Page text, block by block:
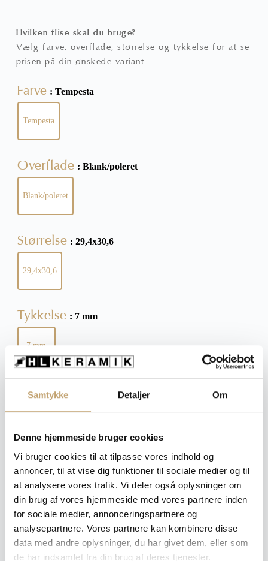
Samtykke Detaljer Om
Denne hjemmeside bruger cookies
Vi bruger cookies til at tilpasse vores indhold og
annoncer, til at vise dig funktioner til sociale medier og til
at analysere vores trafik. Vi deler også oplysninger om
din brug af vores hjemmeside med vores partnere inden
for sociale medier, annonceringspartnere og
analysepartnere. Vores partnere kan kombinere disse
data med andre oplysninger, du har givet dem, eller som
de har indsamlet fra din brug af deres tjenester.
Hvilken flise skal du bruge?
Vælg farve, overflade, størrelse og tykkelse for at se
prisen på din ønskede variant
Farve : Tempesta
Tempesta
Overflade : Blank/poleret
Blank/poleret
Størrelse : 29,4x30,6
29,4x30,6
Tykkelse : 7 mm
7 mm
Pris pr. m²: 1.650,00 DKK
Angiv m²
Medregn spild (10%)
Dette er ikke en traditionel webshop, hvorfor du heller
ikke køber noget endeligt.